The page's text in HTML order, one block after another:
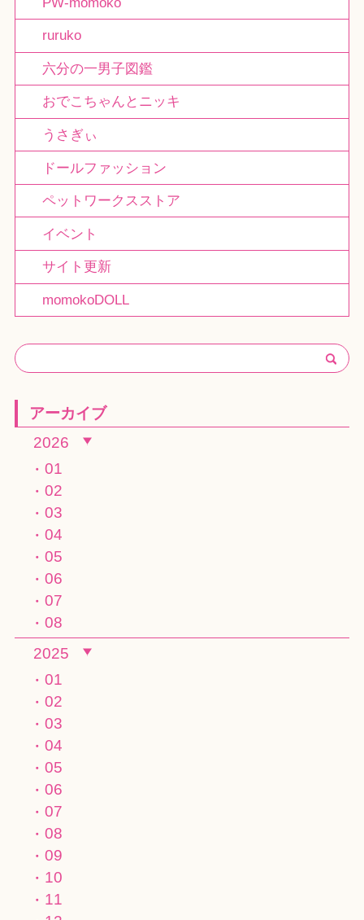
ruruko
六分の一男子図鑑
おでこちゃんとニッキ
うさぎぃ
ドールファッション
ペットワークスストア
イベント
サイト更新
momokoDOLL
アーカイブ
2026
01
02
03
04
05
06
07
08
2025
01
02
03
04
05
06
07
08
09
10
11